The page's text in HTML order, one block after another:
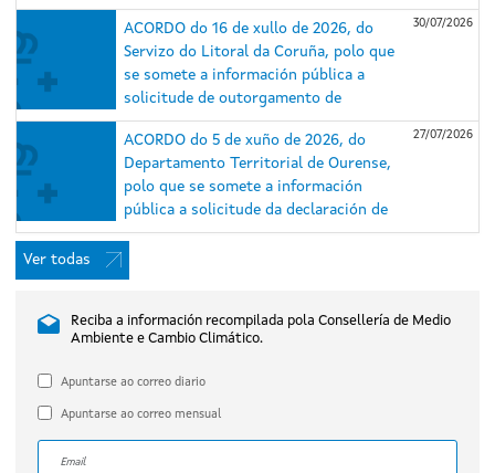
súas infraestruturas de evacuación,
nos concellos de Guitiriz e Xermade
(Lugo) e Aranga e Monfero (A Coruña)
(expediente IN408A 2025/018).
administrativa previa e de construción
e o estudo de impacto ambiental dos
proxectos do parque eólico
Repotenciación Barbanza I (expediente
IN408A 2025/007) e do parque eólico
Repotenciación Barbanza II (expediente
IN408A 2025/006), situados nos
concellos do Porto do Son, A Pobra do
Caramiñal e Boiro (A Coruña).
ACORDO do 16 de xullo de 2026, do
Servizo do Litoral da Coruña, polo que
se somete a información pública a
solicitude de outorgamento de
concesión de ocupación de dominio
público marítimo-terrestre para caseta
de salvamento, duchas e lavapés na
praia de Gandarío, no concello de
Bergondo (A Coruña).
30/07/2026
ACORDO do 5 de xuño de 2026, do
Departamento Territorial de Ourense,
polo que se somete a información
pública a solicitude da declaración de
utilidade pública, en concreto, coa
proxecto do parque eólico Xesteirón,
Montederramo (Ourense), promovido
(expediente IN408A 2020/032B).
27/07/2026
Ver todas
Reciba a información recompilada pola Consellería de Medio
Ambiente e Cambio Climático.
Apuntarse ao correo diario
Apuntarse ao correo mensual